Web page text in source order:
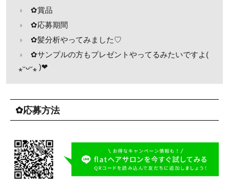
✿賞品
✿応募期間
✿髪分析やってみました♡
✿サンプルの方もプレゼントやってるみたいですよ(
⁎ᵕᴗᵕ⁎ )❤︎
✿応募方法